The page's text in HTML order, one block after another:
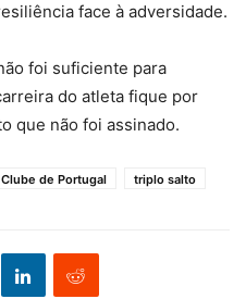
face à adversidade.
foi suficiente para
do atleta fique por
que não foi assinado.
de Portugal triplo salto